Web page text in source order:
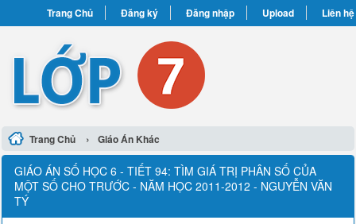
Trang Chủ Đăng ký Đăng nhập Upload Liên hệ
Trang Chủ › Giáo Án Khác
GIÁO ÁN SỐ HỌC 6 - TIẾT 94: TÌM GIÁ TRỊ PHÂN SỐ CỦA
MỘT SỐ CHO TRƯỚC - NĂM HỌC 2011-2012 - NGUYỄN VĂN
TÝ